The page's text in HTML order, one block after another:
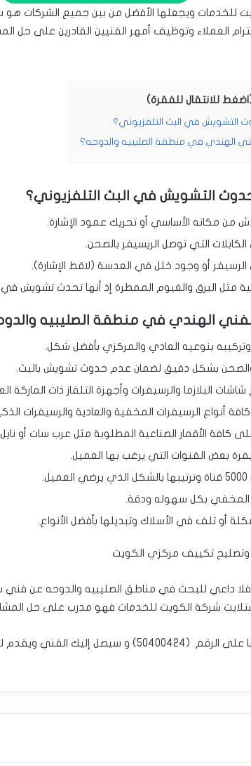
للخدمات ويجعلها الأفضل من بين جميع الشركات هو
العملاء وتوظيف أمهر الفنيين القادرين على حل
للانتقال للفقرة)
التشويش في البث التلفزيوني؟
الهندي في منطقة الصليبيه والدوحه؟
التشويش في البث التلفزيوني؟
من مكانه الأساسي أو تحريك عمود الإشارة.
التي توصل الريسيفر بالصحن.
أو وجود خلل في العدسة (لاقط الإشارة).
مثل البرق والغيوم الممطرة إذ أنها تحدث تشويش في
الهندي في منطقة الصليبيه
بنوعيه العادي والمركزي بأفضل شكل.
بشكل دقيق لضمان عدم حدوث تشويش بالبث.
البلازما والرسيفرات وأجهزة التلفاز ذات الماركة
أنواع الرسيفرات المخفية والعادية والرسيفرات
كافة الأقمار الصناعية المطلوبة مثل عرب سات أو
بعض القنوات التي يرغب بها العميل.
المخفي بكل سهوله ودقة.
أو تلف في الأسلاك وتبديلها بأفضل الأنواع.
وتصليح تكييف مركزي الكويت
داعي للبحث في مناطق الصليبيه والدوحه عن
شركة الكويت للخدمات فهو مدرب على حل
على الرقم (50400424) و سيصل إليك الفني ويقدم